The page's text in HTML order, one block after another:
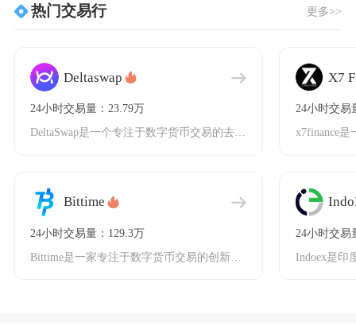
热门交易行 更多>>
Deltaswap
24小时交易量：23.79万
Bittime
24小时交易量：129.3万
X7
24小时交易
24小时交易